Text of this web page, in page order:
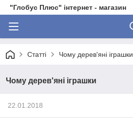
"Глобус Плюс" інтернет - магазин
Статті Чому дерев'яні іграшки
Чому дерев'яні іграшки
22.01.2018